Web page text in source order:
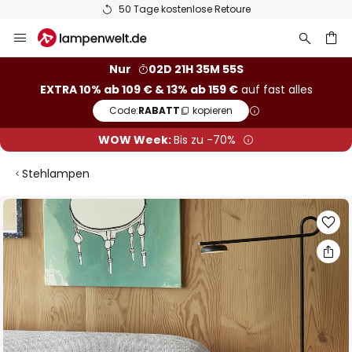
50 Tage kostenlose Retoure
Inhalt
Nur
02D 21H 35M 54S
EXTRA 10% ab 109 € & 13% ab 159 €auf fast alles
Code:RABATT kopieren
WOW Week:Bis zu -70%
Stehlampen
Zum
Ende
der
Bildgalerie
springen